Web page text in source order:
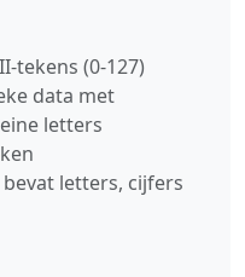
(0-127)
data met
letters
letters, cijfers